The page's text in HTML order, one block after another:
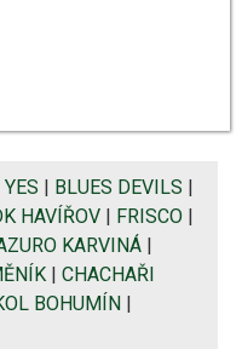
BLUES DEVILS
HAVÍŘOV FRISCO
KARVINÁ
CHACHAŘI
BOHUMÍN